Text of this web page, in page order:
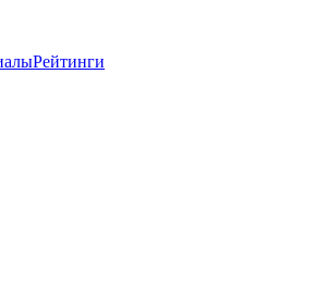
Рейтинги